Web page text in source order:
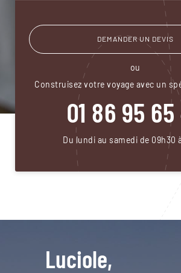
DEMANDER UN DEVIS
ou
Construisez votre voyage avec un
01 86 95
Du lundi au samedi de 09h30
Luciole,